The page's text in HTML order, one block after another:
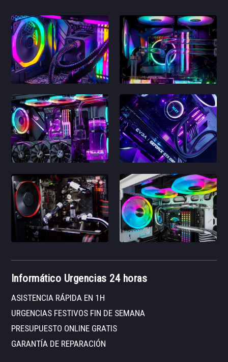
Informático Urgencias 24 horas
ASISTENCIA RÁPIDA EN 1H
URGENCIAS FESTIVOS FIN DE SEMANA
PRESUPUESTO ONLINE GRATIS
GARANTÍA DE REPARACIÓN